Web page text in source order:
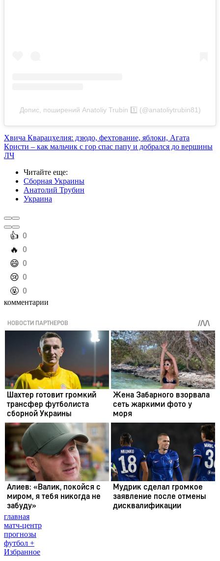
Допис, поширений Anatoliy Trubin 1️⃣ (@anatoliytrubin81)
Хвича Кварацхелия: дзюдо, фехтование, яблоки, Агата
Кристи – как мальчик с гор спас папу и добрался до вершины
ЛЧ
Читайте еще:
Сборная Украины
Анатолий Трубин
Украина
️👍 0
️🔥 0
️😄 0
️😢 0
️🤬 0
комментарии
главная
матч-центр
прогнозы
футбол +
Избранное